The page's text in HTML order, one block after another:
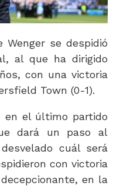
Wenger se despidió
al que ha dirigido
con una victoria
Town (0-1).
el último partido
dará un paso al
cuál será
con victoria
en la